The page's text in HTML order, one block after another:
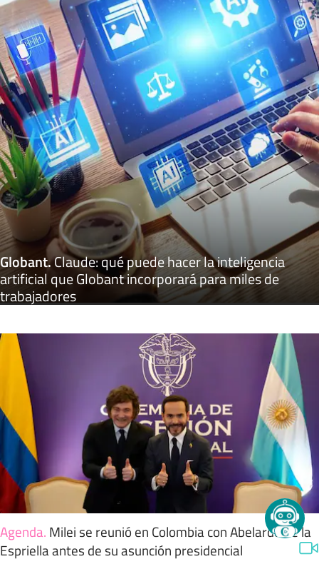
Globant.Claude: qué puede hacer la inteligencia
artificial que Globant incorporará para miles de
trabajadores
Agenda. Milei se reunió en Colombia con Abelardo de la
Espriella antes de su asunción presidencial